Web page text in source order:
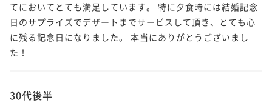
てにおいてとても満足しています。 特に夕食時には結婚記念
日のサプライズでデザートまでサービスして頂き、とても心
に残る記念日になりました。 本当にありがとうございまし
た️！
30代後半